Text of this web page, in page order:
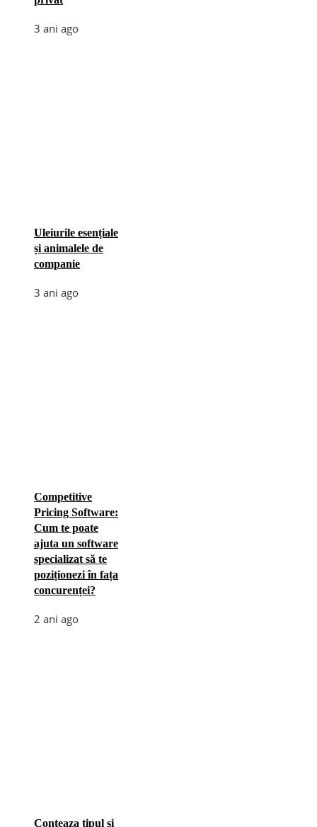
3 ani ago
Uleiurile esențiale
și animalele de
companie
3 ani ago
Competitive
Pricing Software:
Cum te poate
ajuta un software
specializat să te
poziționezi în fața
concurenței?
2 ani ago
Conteaza tipul si